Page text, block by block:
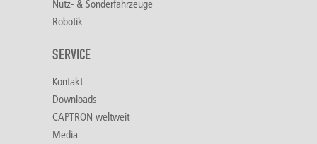
Nutz- & Sonderfahrzeuge
Robotik
SERVICE
Kontakt
Downloads
CAPTRON weltweit
Media